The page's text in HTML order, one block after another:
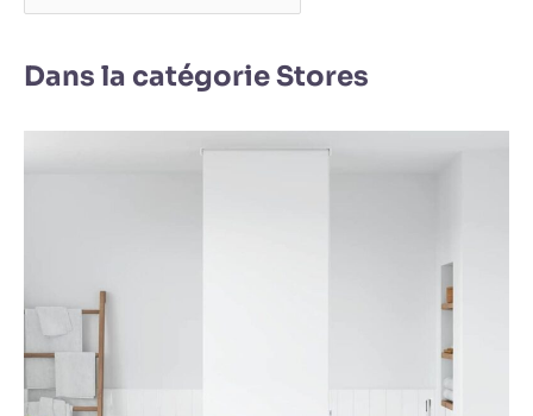
Dans la catégorie Stores